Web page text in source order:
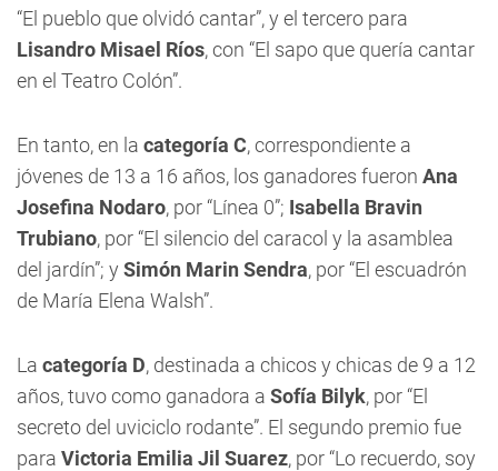
“El pueblo que olvidó cantar”, y el tercero para
Lisandro Misael Ríos, con “El sapo que quería cantar
en el Teatro Colón”.
En tanto, en la categoría C, correspondiente a
jóvenes de 13 a 16 años, los ganadores fueron Ana
Josefina Nodaro, por “Línea 0”; Isabella Bravin
Trubiano, por “El silencio del caracol y la asamblea
del jardín”; y Simón Marin Sendra, por “El escuadrón
de María Elena Walsh”.
La categoría D, destinada a chicos y chicas de 9 a 12
años, tuvo como ganadora a Sofía Bilyk, por “El
secreto del uviciclo rodante”. El segundo premio fue
para Victoria Emilia Jil Suarez, por “Lo recuerdo, soy